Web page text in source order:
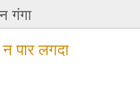
गंगा
पार लगदा